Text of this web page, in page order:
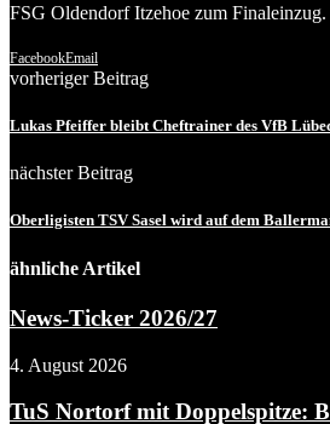
FSG Oldendorf Itzehoe zum Finaleinzug.
FacebookEmail
vorheriger Beitrag
Lukas Pfeiffer bleibt Cheftrainer des VfB
nächster Beitrag
Oberligisten TSV Sasel wird auf dem
ähnliche Artikel
News-Ticker 2026/27
4. August 2026
TuS Nortorf mit Doppelspitze: